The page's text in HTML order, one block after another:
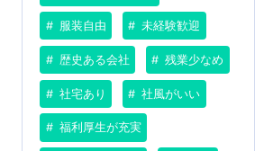
服装自由 未経験歓迎
歴史ある会社 残業少なめ
社宅あり 社風がいい
福利厚生が充実